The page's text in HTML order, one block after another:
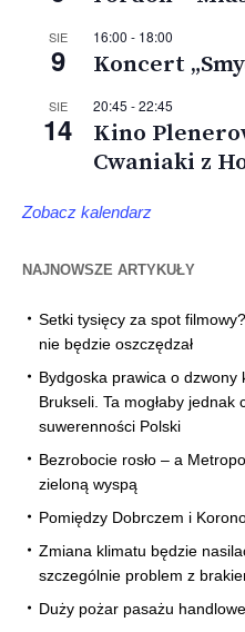
SIE
9
16:00 - 18:00
Koncert
SIE
14
20:45 -22:45
Kino
Cwaniaki z
Zobacz kalendarz
NAJNOWSZE ARTYKUŁY
Setki tysięcy za spot
nie będzie oszczędzał
Bydgoska prawica o dzwony
Brukseli. Ta mogłaby jednak
suwerenności Polski
Bezrobocie rosło – a
zieloną wyspą
Pomiędzy Dobrczem i
Zmiana klimatu będzie
szczególnie problem z
Duży pożar pasażu